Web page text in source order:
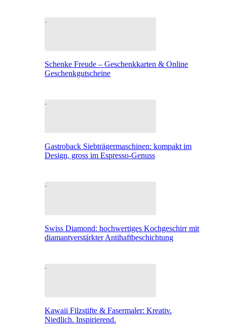
Schenke Freude – Geschenkkarten & Online
Geschenkgutscheine
Gastroback Siebträgermaschinen: kompakt im
Design, gross im Espresso-Genuss
Swiss Diamond: hochwertiges Kochgeschirr mit
diamantverstärkter Antihaftbeschichtung
Kawaii Filzstifte & Fasermaler: Kreativ.
Niedlich. Inspirierend.